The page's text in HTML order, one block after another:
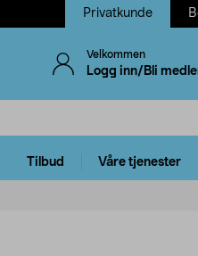
Privatkunde
Velkommen
Logg inn/Bli
Tilbud Våre tjenester